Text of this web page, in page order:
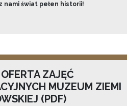
nami świat pełen historii!
ZAJĘĆ
MUZEUM ZIEMI
(PDF)